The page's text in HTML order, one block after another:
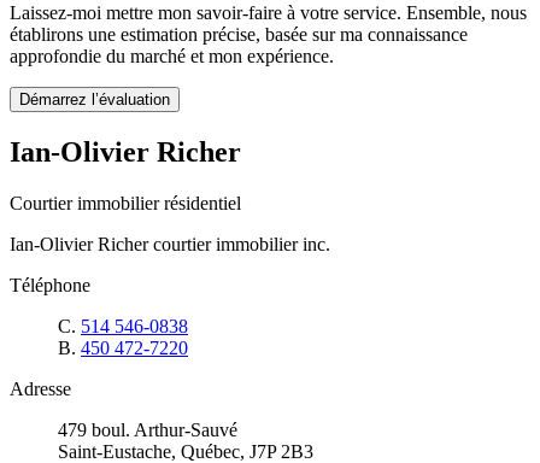
Laissez-moi mettre mon savoir-faire à votre service. Ensemble, nous
établirons une estimation précise, basée sur ma connaissance
approfondie du marché et mon expérience.
Démarrez l’évaluation
Ian-Olivier Richer
Courtier immobilier résidentiel
Ian-Olivier Richer courtier immobilier inc.
Téléphone
C. 514 546-0838
B. 450 472-7220
Adresse
479 boul. Arthur-Sauvé
Saint-Eustache, Québec, J7P 2B3